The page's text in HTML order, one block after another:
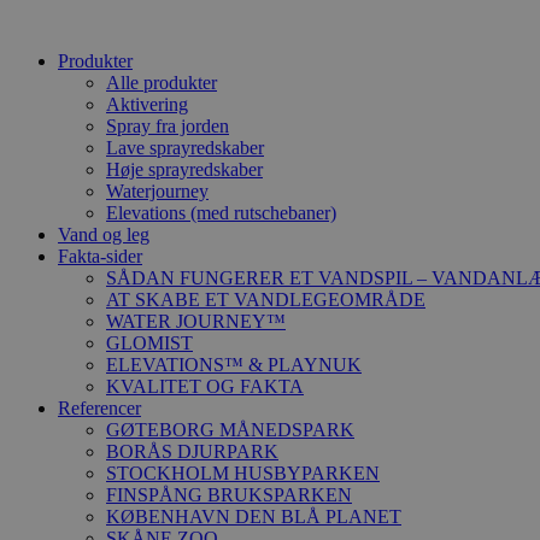
Produkter
Alle produkter
Aktivering
Spray fra jorden
Lave sprayredskaber
Høje sprayredskaber
Waterjourney
Elevations (med rutschebaner)
Vand og leg
Fakta-sider
SÅDAN FUNGERER ET VANDSPIL –
AT SKABE ET VANDLEGEOMRÅDE
WATER JOURNEY™
GLOMIST
ELEVATIONS™ & PLAYNUK
KVALITET OG FAKTA
Referencer
GØTEBORG MÅNEDSPARK
BORÅS DJURPARK
STOCKHOLM HUSBYPARKEN
FINSPÅNG BRUKSPARKEN
KØBENHAVN DEN BLÅ PLANET